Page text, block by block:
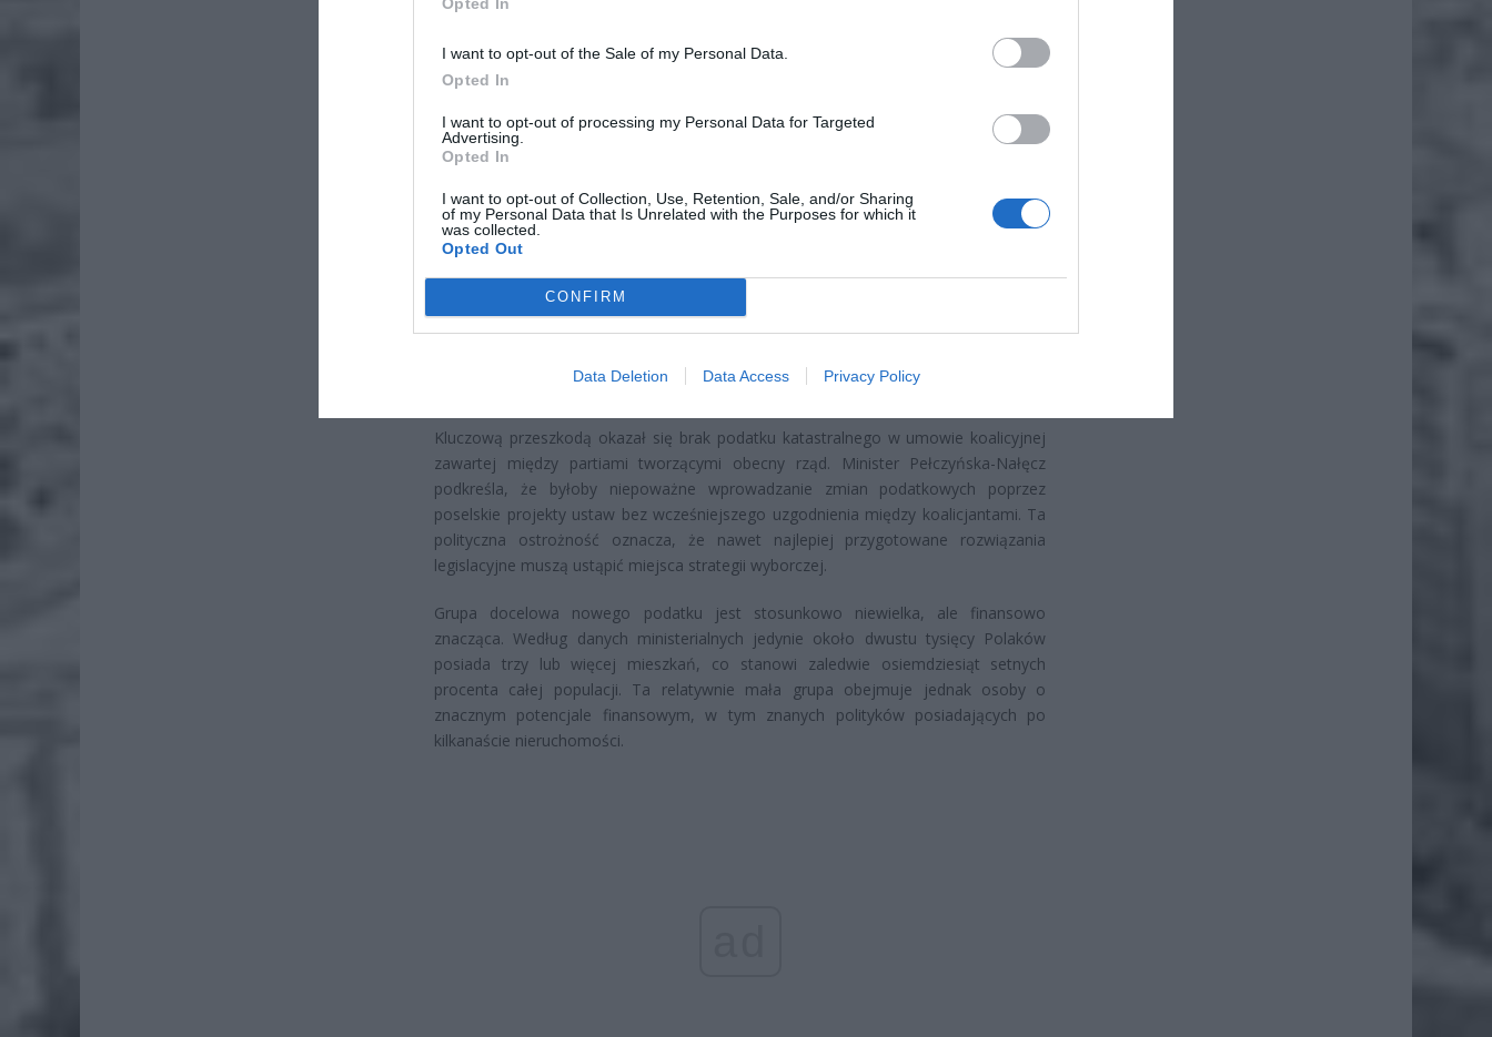
I want to opt-out of the Sale of my Personal Data.
Opted In
I want to opt-out of processing my Personal Data for Targeted
Advertising.
Opted In
I want to opt-out of Collection, Use, Retention, Sale, and/or Sharing
of my Personal Data that Is Unrelated with the Purposes for which it
was collected.
Opted Out
CONFIRM
Data Deletion Data Access Privacy Policy
ZOBACZ RÓWNIEŻ:
Nawet 3600 zł miesięcznie zamiast 800+. Nowa propozycja dla
rodziców dzieci do 3. roku życia
7 sierpnia 2026 19:29
ZUS podniesie próg 500 plus dla seniorów. Policzyliśmy, ile może
7 sierpnia 2026 19:14
Kluczową przeszkodą okazał się brak podatku katastralnego w umowie koalicyjnej
zawartej między partiami tworzącymi obecny rząd. Minister Pełczyńska-Nałęcz
podkreśla, że byłoby niepoważne wprowadzanie zmian podatkowych poprzez
poselskie projekty ustaw bez wcześniejszego uzgodnienia między koalicjantami. Ta
polityczna ostrożność oznacza, że nawet najlepiej przygotowane rozwiązania
legislacyjne muszą ustąpić miejsca strategii wyborczej.
Grupa docelowa nowego podatku jest stosunkowo niewielka, ale finansowo
znacząca. Według danych ministerialnych jedynie około dwustu tysięcy Polaków
posiada trzy lub więcej mieszkań, co stanowi zaledwie osiemdziesiąt setnych
procenta całej populacji. Ta relatywnie mała grupa obejmuje jednak osoby o
znacznym potencjale finansowym, w tym znanych polityków posiadających po
kilkanaście nieruchomości.